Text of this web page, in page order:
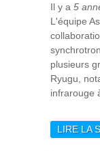
Il y a 5
L'équipe
plusieurs
Ryugu,
infrarouge
LIRE LA